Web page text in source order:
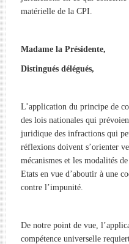
matérielle de la CPI.
Madame la Présidente,
Distingués délégués,
L’application du principe de
des lois nationales qui
juridique des infractions qui
réflexions doivent s’orienter
mécanismes et les modalités
Etats en vue d’aboutir à une
contre l’impunité.
De notre point de vue,
compétence universelle